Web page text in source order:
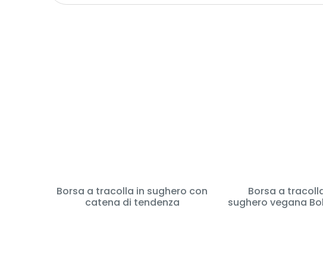
Borsa a tracolla in sughero con
catena di tendenza
Borsa a
sughero vegana